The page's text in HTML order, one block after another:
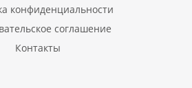
конфиденциальности
соглашение
Контакты